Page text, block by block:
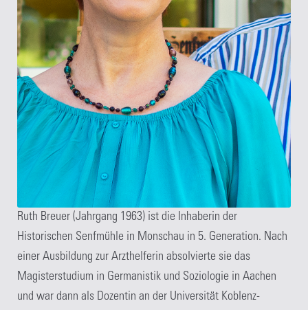
Manuskripte
Mein Konto
Shop
Über Uns
Ruth Breuer (Jahrgang 1963) ist die Inhaberin der
Historischen Senfmühle in Monschau in 5. Generation. Nach
einer Ausbildung zur Arzthelferin absolvierte sie das
Magisterstudium in Germanistik und Soziologie in Aachen
und war dann als Dozentin an der Universität Koblenz-